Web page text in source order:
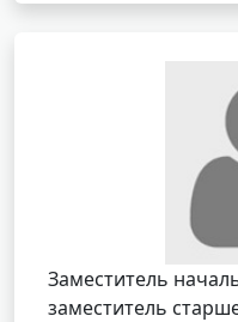
Заместитель
заместитель